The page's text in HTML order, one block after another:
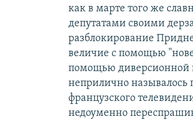
как в марте того же
депутатами своими
разблокирование
величие с помощью
помощью диверсионной
неприлично называлось
французского
недоуменно